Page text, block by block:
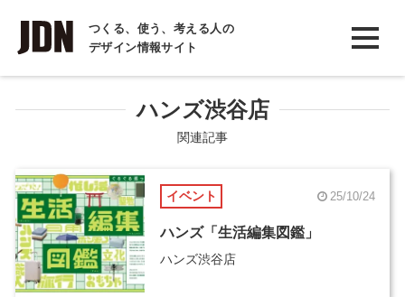
つくる、使う、考える人の
デザイン情報サイト
INTERVIEW
インタビュー
COLUMN
コラム
ハンズ渋谷店
関連記事
イベント 25/10/24
ハンズ「生活編集図鑑」
ハンズ渋谷店